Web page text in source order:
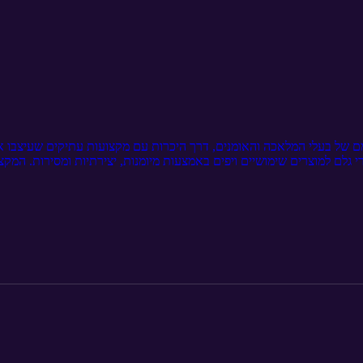
של בעלי המלאכה והאומנים, דרך היכרות עם מקצועות עתיקים שעיצבו
גלם למוצרים שימושיים ויפים באמצעות מיומנות, יצירתיות ומסירות.
לפרטים. הפרק מציג את האתגרים עמם מתמודדים אומנים אלה כיום, עם
עניין במלאכות אלה ובמוצרים איכותיים. בפרק אנו לומדים על השילוב